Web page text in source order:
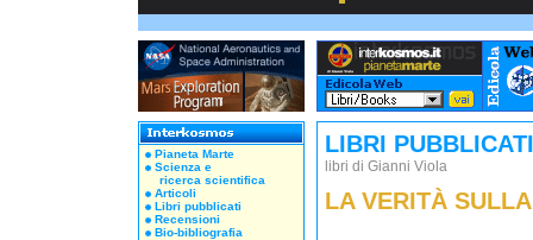
Pianeta Marte
Scienza e
ricerca scientifica
Articoli
Libri pubblicati
Recensioni
Bio-bibliografia
LIBRI
libri di Gianni Viola
LA VERITÀ